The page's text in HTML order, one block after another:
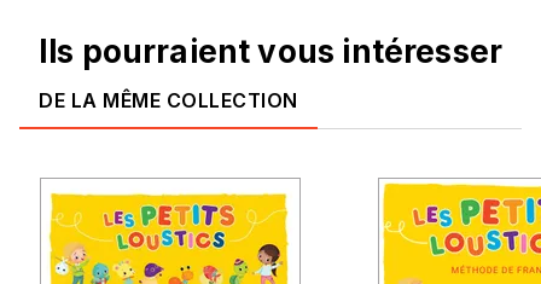
Ils pourraient vous intéresser
DE LA MÊME COLLECTION